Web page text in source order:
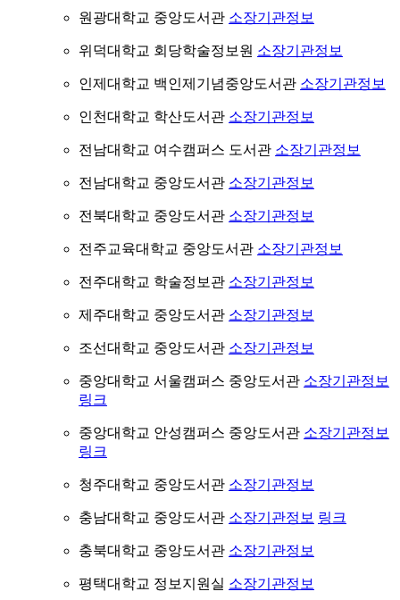
원광대학교 중앙도서관 소장기관정보
위덕대학교 회당학술정보원 소장기관정보
인제대학교 백인제기념중앙도서관 소장기관정보
인천대학교 학산도서관 소장기관정보
전남대학교 여수캠퍼스 도서관 소장기관정보
전남대학교 중앙도서관 소장기관정보
전북대학교 중앙도서관 소장기관정보
전주교육대학교 중앙도서관 소장기관정보
전주대학교 학술정보관 소장기관정보
제주대학교 중앙도서관 소장기관정보
조선대학교 중앙도서관 소장기관정보
중앙대학교 서울캠퍼스 중앙도서관 소장기관정보
링크
중앙대학교 안성캠퍼스 중앙도서관 소장기관정보
링크
청주대학교 중앙도서관 소장기관정보
충남대학교 중앙도서관 소장기관정보 링크
충북대학교 중앙도서관 소장기관정보
평택대학교 정보지원실 소장기관정보